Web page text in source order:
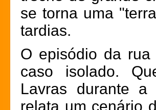
se torna uma
tardias.
O episódio da
caso isolado.
Lavras durante
relata um cenário